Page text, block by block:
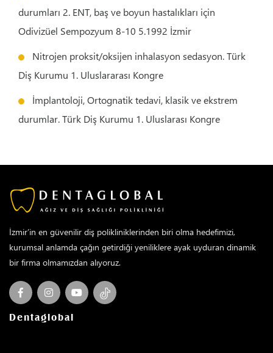
durumları 2. ENT, baş ve boyun hastalıkları için
Odivizüel Sempozyum 8-10 5.1992 İzmir
Nitrojen proksit/oksijen inhalasyon sedasyon. Türk
Diş Kurumu 1. Uluslararası Kongre
İmplantoloji, Ortognatik tedavi, klasik ve ekstrem
durumlar. Türk Diş Kurumu 1. Uluslarası Kongre
İzmir’in en güvenilir diş polikliniklerinden biri olma hedefimizi,
kurumsal anlamda çağın getirdiği yeniliklere ayak uyduran dinamik
bir firma olmamızdan alıyoruz.
Dentaglobal